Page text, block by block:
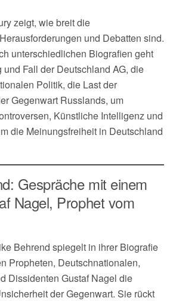
zeigt, wie breit die
und Debatten sind.
unterschiedlichen Biografien geht
und Fall der Deutschland AG, die
Politik, die Last der
Gegenwart Russlands, um
Künstliche Intelligenz und
die Meinungsfreiheit in Deutschland
Gespräche mit einem
Nagel, Prophet vom
Behrend spiegelt in ihrer Biografie
Propheten, Deutschnationalen,
Dissidenten Gustaf Nagel die
der Gegenwart. Sie rückt